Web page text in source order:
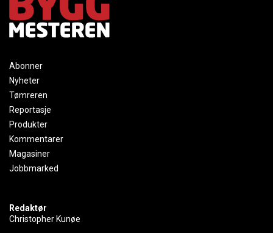
Abonner
Nyheter
Tømreren
Reportasje
Produkter
Kommentarer
Magasiner
Jobbmarked
Redaktør
Christopher Kunøe